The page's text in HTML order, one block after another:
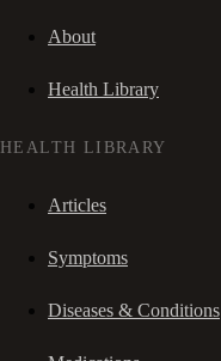
About
Health Library
HEALTH LIBRARY
Articles
Symptoms
Diseases & Conditions